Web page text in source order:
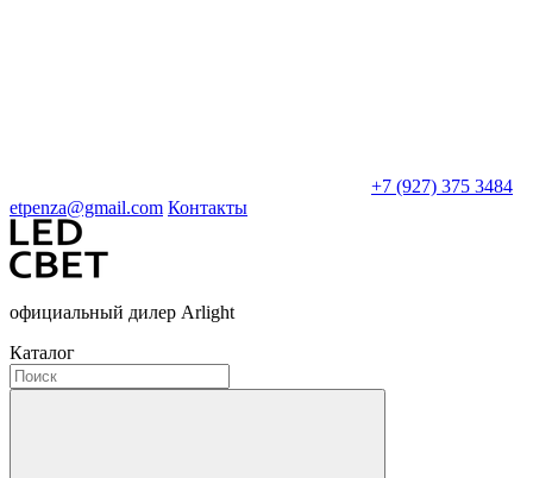
+7 (927) 375 3484
etpenza@gmail.com Контакты
официальный дилер Arlight
Каталог